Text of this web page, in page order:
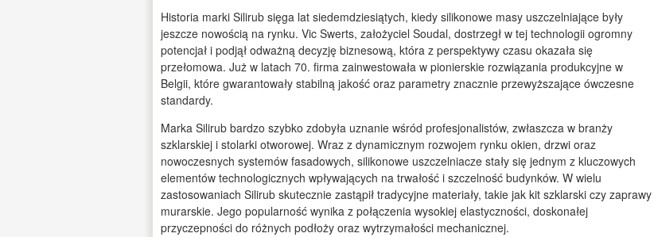
Historia marki Silirub sięga lat siedemdziesiątych, kiedy silikonowe masy uszczelniające były
jeszcze nowością na rynku. Vic Swerts, założyciel Soudal, dostrzegł w tej technologii ogromny
potencjał i podjął odważną decyzję biznesową, która z perspektywy czasu okazała się
przełomowa. Już w latach 70. firma zainwestowała w pionierskie rozwiązania produkcyjne w
Belgii, które gwarantowały stabilną jakość oraz parametry znacznie przewyższające ówczesne
standardy.
Marka Silirub bardzo szybko zdobyła uznanie wśród profesjonalistów, zwłaszcza w branży
szklarskiej i stolarki otworowej. Wraz z dynamicznym rozwojem rynku okien, drzwi oraz
nowoczesnych systemów fasadowych, silikonowe uszczelniacze stały się jednym z kluczowych
elementów technologicznych wpływających na trwałość i szczelność budynków. W wielu
zastosowaniach Silirub skutecznie zastąpił tradycyjne materiały, takie jak kit szklarski czy zaprawy
murarskie. Jego popularność wynika z połączenia wysokiej elastyczności, doskonałej
przyczepności do różnych podłoży oraz wytrzymałości mechanicznej.